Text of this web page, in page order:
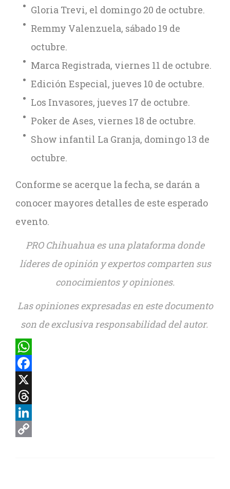
Gloria Trevi, el domingo 20 de octubre.
Remmy Valenzuela, sábado 19 de
octubre.
Marca Registrada, viernes 11 de octubre.
Edición Especial, jueves 10 de octubre.
Los Invasores, jueves 17 de octubre.
Poker de Ases, viernes 18 de octubre.
Show infantil La Granja, domingo 13 de
octubre.
Conforme se acerque la fecha, se darán a
conocer mayores detalles de este esperado
evento.
PRO Chihuahua es una plataforma donde
líderes de opinión y expertos comparten sus
conocimientos y opiniones.
Las opiniones expresadas en este documento
son de exclusiva responsabilidad del autor.
WhatsApp
Facebook
X
Threads
LinkedIn